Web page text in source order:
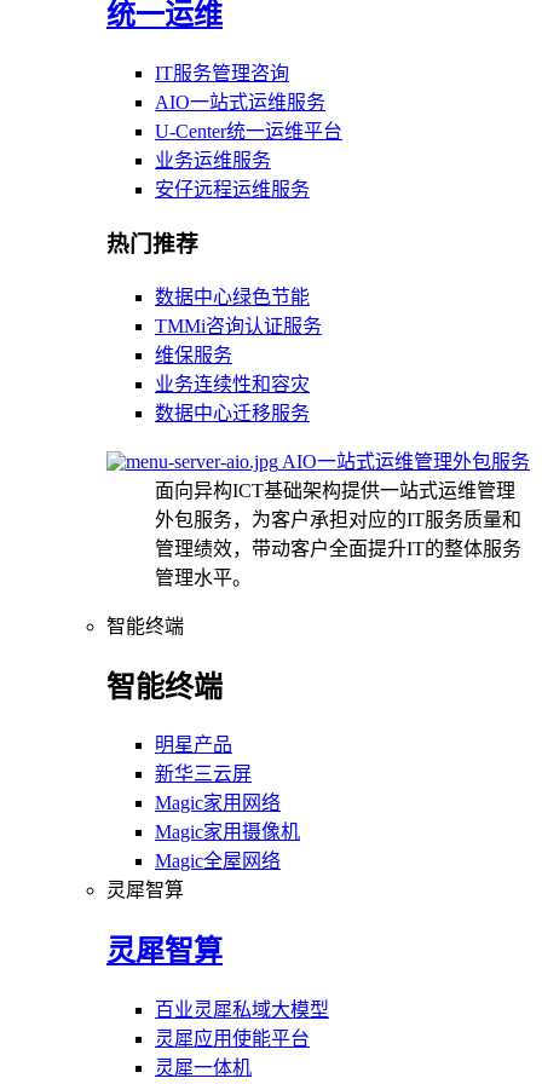
统一运维
IT服务管理咨询
AIO一站式运维服务
U-Center统一运维平台
业务运维服务
安仔远程运维服务
热门推荐
数据中心绿色节能
TMMi咨询认证服务
维保服务
业务连续性和容灾
数据中心迁移服务
AIO一站式运维管理外包服务
面向异构ICT基础架构提供一站式运维管理
外包服务，为客户承担对应的IT服务质量和
管理绩效，带动客户全面提升IT的整体服务
管理水平。
智能终端
智能终端
明星产品
新华三云屏
Magic家用网络
Magic家用摄像机
Magic全屋网络
灵犀智算
灵犀智算
百业灵犀私域大模型
灵犀应用使能平台
灵犀一体机